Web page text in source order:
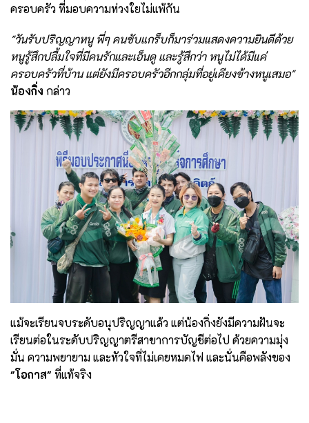
ครอบครัว ที่มอบความห่วงใยไม่แพ้กัน
"วันรับปริญญาหนู พี่ๆ คนขับแกร็บก็มาร่วมแสดงความยินดีด้วย
หนูรู้สึกปลื้มใจที่มีคนรักและเอ็นดู และรู้สึกว่า หนูไม่ได้มีแค่
ครอบครัวที่บ้าน แต่ยังมีครอบครัวอีกกลุ่มที่อยู่เคียงข้างหนูเสมอ"
น้องกิ่ง กล่าว
แม้จะเรียนจบระดับอนุปริญญาแล้ว แต่น้องกิ่งยังมีความฝันจะ
เรียนต่อในระดับปริญญาตรีสาขาการบัญชีต่อไป ด้วยความมุ่ง
มั่น ความพยายาม และหัวใจที่ไม่เคยหมดไฟ และนั่นคือพลังของ
"โอกาส" ที่แท้จริง